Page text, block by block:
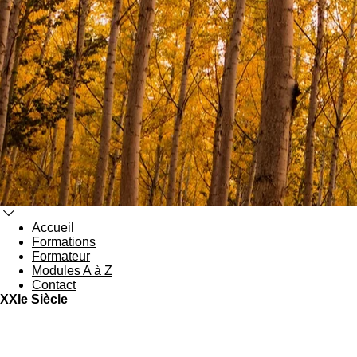
Accueil
Formations
Formateur
Modules A à Z
Contact
XXIe Siècle